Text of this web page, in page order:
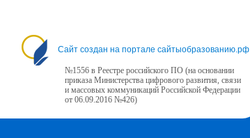
Сайт создан на портале сайтыобразованию.рф
№1556 в Реестре российского ПО (на основании
приказа Министерства цифрового развития, связи
и массовых коммуникаций Российской Федерации
от 06.09.2016 №426)